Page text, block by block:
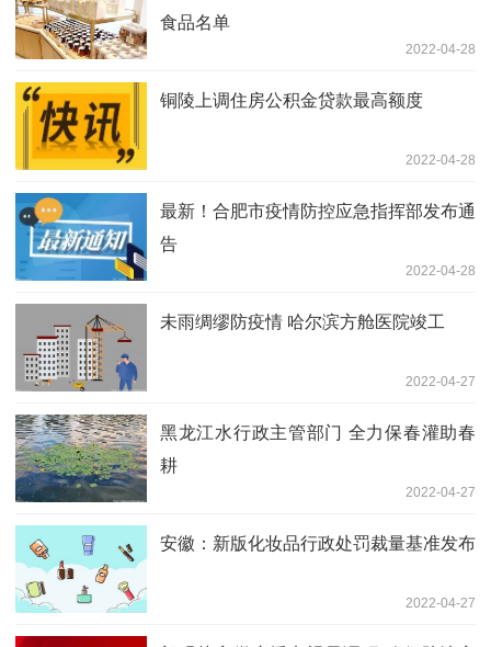
食品名单
2022-04-28
铜陵上调住房公积金贷款最高额度
2022-04-28
最新！合肥市疫情防控应急指挥部发布通
告
2022-04-28
未雨绸缪防疫情 哈尔滨方舱医院竣工
2022-04-27
黑龙江水行政主管部门 全力保春灌助春
耕
2022-04-27
安徽：新版化妆品行政处罚裁量基准发布
2022-04-27